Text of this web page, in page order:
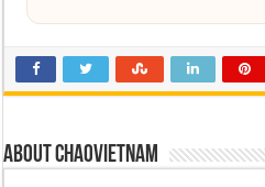
About chaovietnam